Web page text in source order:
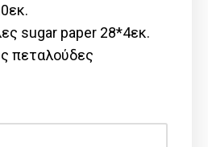
sugar paper 28*4εκ.
πεταλούδες